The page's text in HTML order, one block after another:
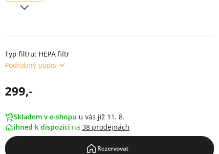
Typ filtru: HEPA filtr
Podrobný popis
299,-
Skladem v e-shopu u vás již 11. 8.
ihned k dispozici na 38 prodejnách
Rezervovat